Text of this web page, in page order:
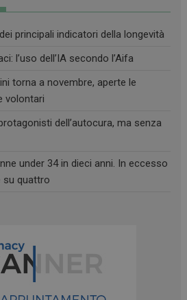
principali indicatori della longevità
l’uso dell’IA secondo l’Aifa
torna a novembre, aperte le
volontari
dell’autocura, ma senza
under 34 in dieci anni. In eccesso
su quattro